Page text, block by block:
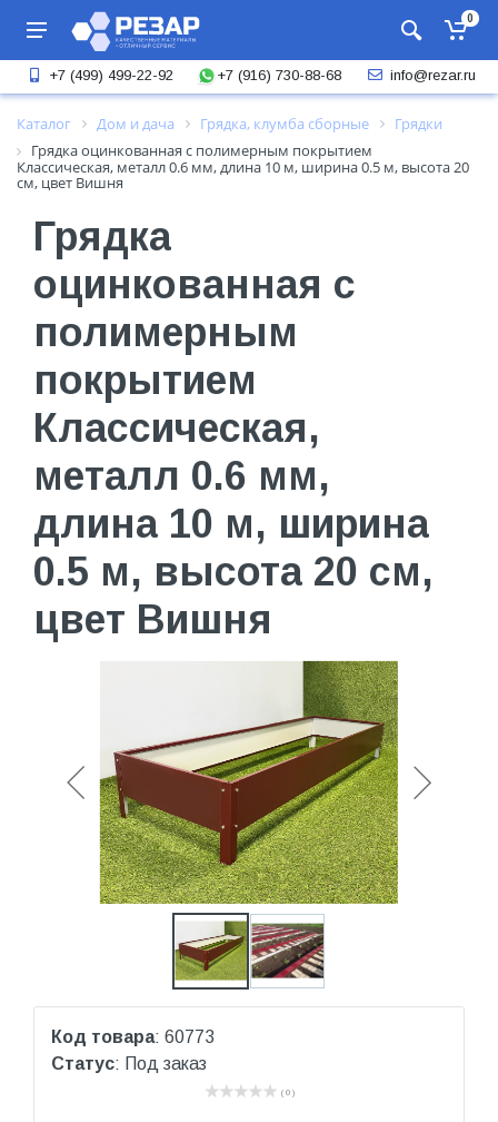
0
+7 (499) 499-22-92 +7 (916) 730-88-68 info@rezar.ru
Каталог Дом и дача Грядка, клумба сборные
Грядки
Грядка оцинкованная с полимерным покрытием
Классическая, металл 0.6 мм, длина 10 м, ширина 0.5 м, высота 20
см, цвет Вишня
Грядка
оцинкованная с
полимерным
покрытием
Классическая,
металл 0.6 мм,
длина 10 м, ширина
0.5 м, высота 20 см,
цвет Вишня
Код товара: 60773
Статус: Под заказ
( 0 )